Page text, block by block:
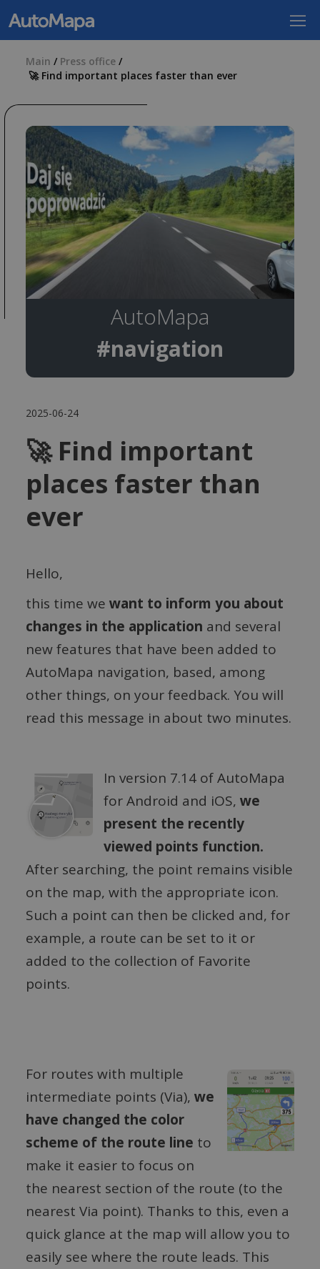
Main / Press office /
🚀 Find important places faster than ever
AutoMapa
#navigation
2025-06-24
🚀 Find important
places faster than
ever
Hello,
this time we want to inform you about
changes in the application and several
new features that have been added to
AutoMapa navigation, based, among
other things, on your feedback. You will
read this message in about two minutes.
In version 7.14 of AutoMapa
for Android and iOS, we
present the recently
viewed points function.
After searching, the point remains visible
on the map, with the appropriate icon.
Such a point can then be clicked and, for
example, a route can be set to it or
added to the collection of Favorite
points.
For routes with multiple
intermediate points (Via), we
have changed the color
scheme of the route line to
make it easier to focus on
the nearest section of the route (to the
nearest Via point). Thanks to this, even a
quick glance at the map will allow you to
easily see where the route leads. This